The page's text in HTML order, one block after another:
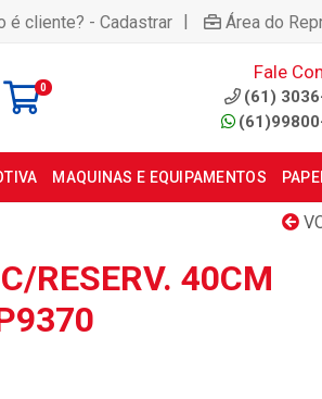
é cliente? - Cadastrar | Área do
0
Fale
(61)
MAQUINAS E EQUIPAMENTOS
RESERV. 40CM